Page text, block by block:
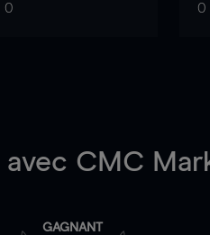
0 0
avec CMC
GAGNANT